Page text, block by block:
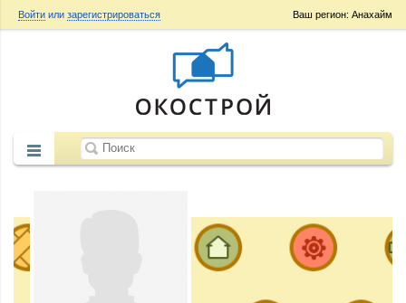
Ваш регион: Анахайм
Войти или зарегистрироваться